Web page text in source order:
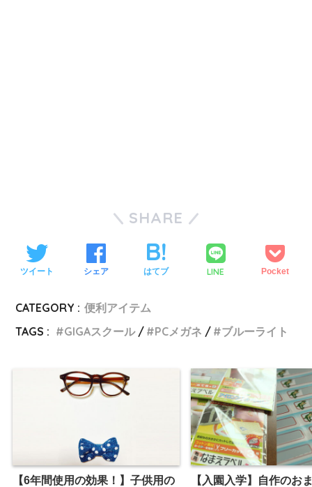
SHARE
ツイート シェア はてブ LINE Pocket
CATEGORY : 便利アイテム
TAGS :
GIGAスクール PCメガネ ブルーライト
【6年間使用の効果！】子供用の
【入園入学】自作のお